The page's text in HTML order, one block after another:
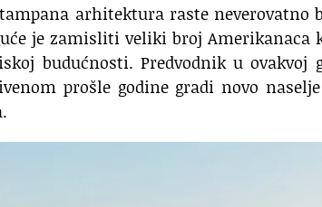
arhitektura raste
je zamisliti veliki broj
budućnosti. Predvodnik u
prošle godine gradi novo